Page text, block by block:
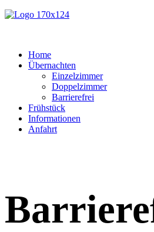
Home
Übernachten
Einzelzimmer
Doppelzimmer
Barrierefrei
Frühstück
Informationen
Anfahrt